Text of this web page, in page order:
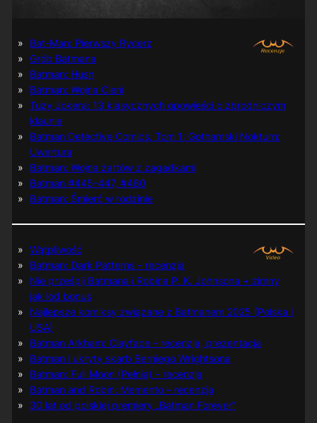
Bat-Man: Pierwszy Rycerz
Grób Batmana
Batman: Hush
Batman: Wojna Cieni
Tuzy Jokera: 13 klasycznych opowieści o zbrodniczym
klaunie
Batman Detective Comics, Tom 1: Gothamski Nokturn:
Uwertura
Batman: Wojna żartów z zagadkami
Batman #445-447, #480
Batman: Śmierć w rodzinie
Wątpliwość
Batman: Dark Patterns – recenzja
Nie prześpij Batmana i Robina P. K. Johnsona + zimny
jak lód bonus
Najlepsze komiksy związane z Batmanem 2025 (Polska i
USA)
Batman Arkham: Clayface – recenzja, prezentacja
Batman i ukryty skarb Berniego Wrightsona
Batman: Full Moon (Pełnia) – recenzja
Batman and Robin: Memento – recenzja
30 lat od polskiej premiery „Batman Forever”